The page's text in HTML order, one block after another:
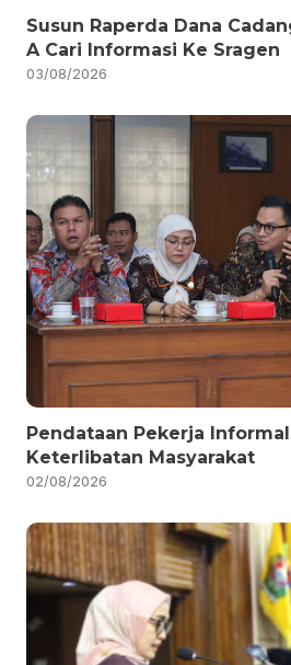
Susun Raperda Dana
A Cari Informasi Ke Sragen
03/08/2026
Pendataan Pekerja
Keterlibatan Masyarakat
02/08/2026